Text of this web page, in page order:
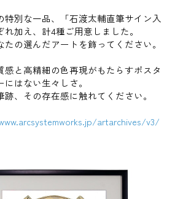
特別な一品、「石渡太輔直筆サイン入
れ加え、計4種ご用意しました。
の選んだアートを飾ってください。
感と高精細の色再現がもたらすポスタ
はない生々しさ。
、その存在感に触れてください。
artarchives/v3/